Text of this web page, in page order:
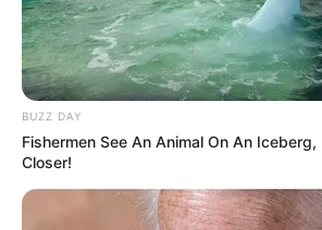
BUZZ DAY
Fishermen See An Animal On An
Closer!